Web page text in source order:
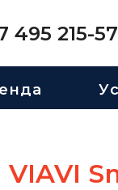
495 215-